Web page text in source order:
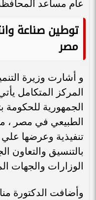
عام مساعد
توطين صناعة
مصر
و أشارت وزيرة
المركز المتكامل
الجمهورية للحكومة
الطبيعي في مصر ،
تنفيذية وعرضها
بالتنسيق والتعاون
الوزارات والجهات
وأضافت الدكتورة